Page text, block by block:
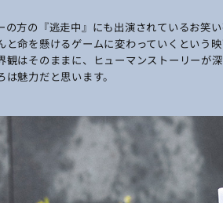
の方の『逃走中』にも出演されているお笑
と命を懸けるゲームに変わっていくという
観はそのままに、ヒューマンストーリーが
は魅力だと思います。